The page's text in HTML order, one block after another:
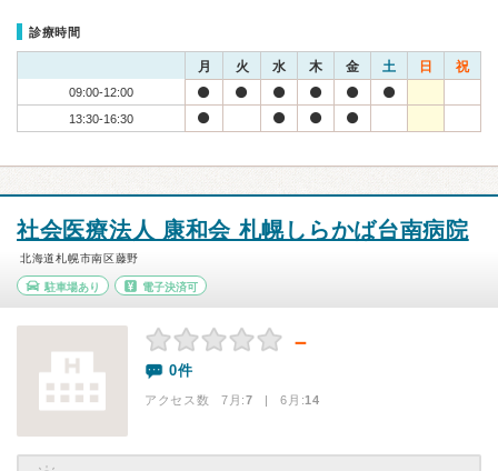
診療時間
月 火 水 木 金 土 日 祝
09:00-12:00
13:30-16:30
社会医療法人 康和会 札幌しらかば台南病院
北海道札幌市南区藤野
駐車場あり 電子決済可
－
0件
アクセス数 7月:7 | 6月:14